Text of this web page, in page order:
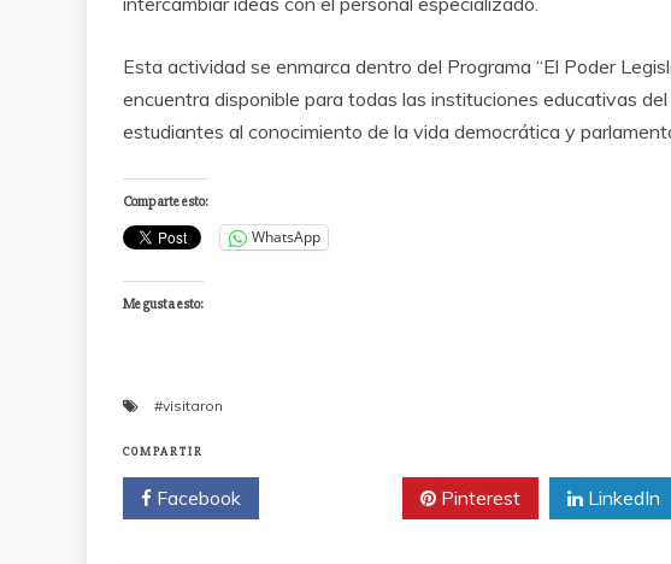
Esta actividad se enmarca dentro del Programa “El Poder
encuentra disponible para todas las instituciones educativas
estudiantes al conocimiento de la vida democrática y
Comparte esto:
WhatsApp
Me gusta esto:
#visitaron
COMPARTIR
Facebook Pinterest LinkedIn